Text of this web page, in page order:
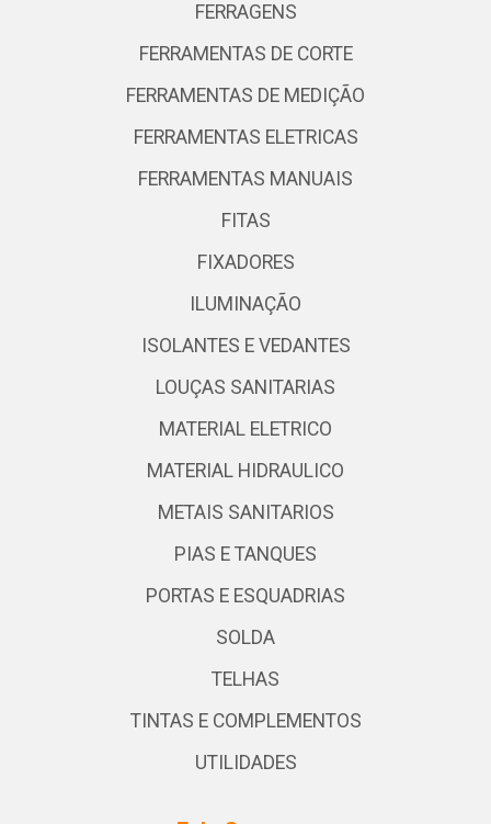
FERRAGENS
FERRAMENTAS DE CORTE
FERRAMENTAS DE MEDIÇÃO
FERRAMENTAS ELETRICAS
FERRAMENTAS MANUAIS
FITAS
FIXADORES
ILUMINAÇÃO
ISOLANTES E VEDANTES
LOUÇAS SANITARIAS
MATERIAL ELETRICO
MATERIAL HIDRAULICO
METAIS SANITARIOS
PIAS E TANQUES
PORTAS E ESQUADRIAS
SOLDA
TELHAS
TINTAS E COMPLEMENTOS
UTILIDADES